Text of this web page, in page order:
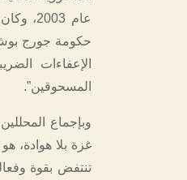
عام
حكومة جورج بوش
الإعفاءات
المسحوقين”.
وبإجماع
غزة بلا هوادة،
تنتفض بقوة